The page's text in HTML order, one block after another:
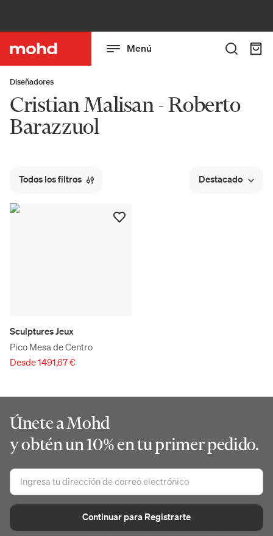
Menú
Diseñadores
Cristian Malisan - Roberto
Barazzuol
Todos los filtros Destacado
Sculptures Jeux
Pico Mesa de Centro
Desde 1491,67 €
Únete a Mohd
y obtén un 10% en tu primer pedido.
Continuar para Registrarte